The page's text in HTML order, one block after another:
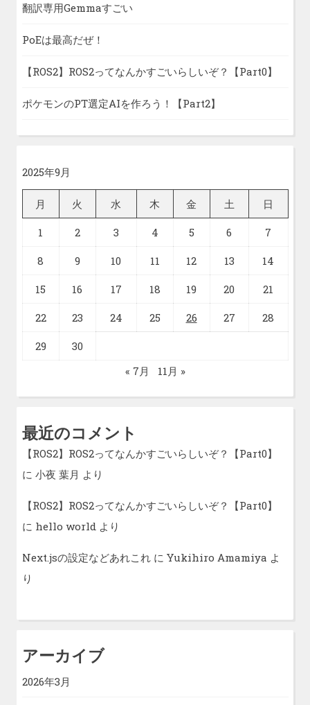
翻訳専用Gemmaすごい
PoEは最高だぜ！
【ROS2】ROS2ってなんかすごいらしいぞ？【Part0】
ポケモンのPT選定AIを作ろう！【Part2】
2025年9月
月 火 水 木 金 土 日
1 2 3 4 5 6 7
8 9 10 11 12 13 14
15 16 17 18 19 20 21
22 23 24 25 26 27 28
29
30
« 7月
11月 »
最近のコメント
【ROS2】ROS2ってなんかすごいらしいぞ？【Part0】
に 小夜 葉月 より
【ROS2】ROS2ってなんかすごいらしいぞ？【Part0】
に hello world より
Next.jsの設定などあれこれに Yukihiro Amamiya よ
り
アーカイブ
2026年3月